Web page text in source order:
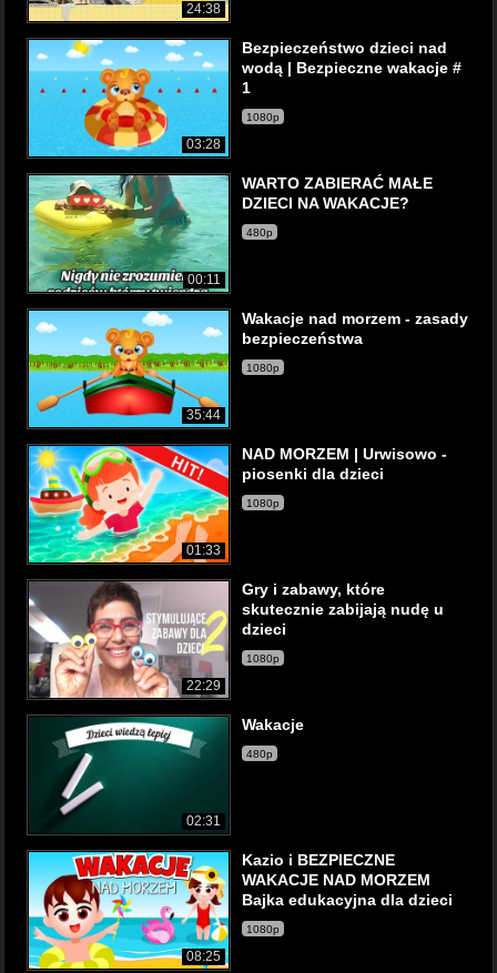
24:38
03:28
Bezpieczeństwo dzieci nad
wodą | Bezpieczne wakacje #
1
1080p
00:11
WARTO ZABIERAĆ MAŁE
DZIECI NA WAKACJE?
480p
35:44
Wakacje nad morzem - zasady
bezpieczeństwa
1080p
01:33
NAD MORZEM | Urwisowo -
piosenki dla dzieci
1080p
22:29
Gry i zabawy, które
skutecznie zabijają nudę u
dzieci
1080p
02:31
Wakacje
480p
08:25
Kazio i BEZPIECZNE
WAKACJE NAD MORZEM
Bajka edukacyjna dla dzieci
1080p